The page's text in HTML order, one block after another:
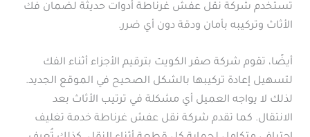
تستخدم شركة نقل عفش غرناطة أدوات حديثة لضمان فك
الأثاث وتركيبه بأمان ودقة دون أي ضرر.
أيضًا، تقوم شركة صقر الكويت بترقيم الأجزاء أثناء الفك
لتسهيل إعادة تركيبها بالشكل الصحيح في الموقع الجديد.
لذلك لا يواجه العميل أي مشكلة في ترتيب الأثاث بعد
الانتقال. كما تقدم شركة نقل عفش غرناطة خدمة تغليف